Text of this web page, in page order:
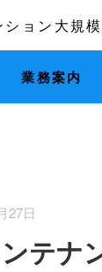
業務案内
27日
テナ